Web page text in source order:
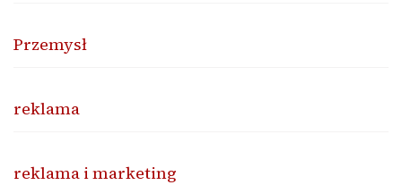
Przemysł
reklama
reklama i marketing